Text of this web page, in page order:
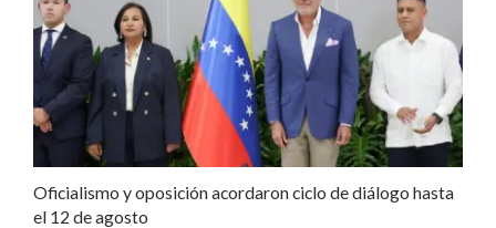
Oficialismo y oposición acordaron ciclo de diálogo hasta
el 12 de agosto